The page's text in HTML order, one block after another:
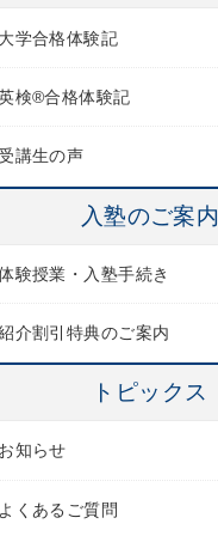
学合格体験記
検®︎合格体験記
講生の声
入塾のご案内
験授業・入塾手続き
介割引特典のご案内
トピックス
知らせ
くあるご質問